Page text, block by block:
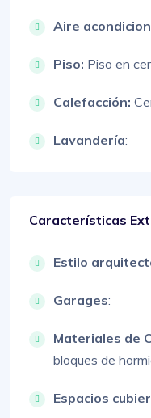
Aire
Piso: Piso en
Calefacción:
Lavandería:
Características
Estilo
Garages:
Materiales de
bloques de
Espacios